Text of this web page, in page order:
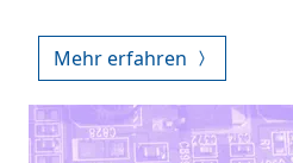
Mehr erfahren